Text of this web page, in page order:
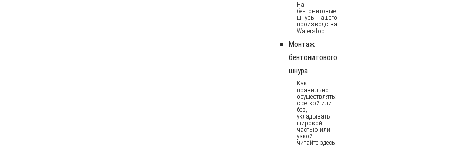
На
бентонитовые
шнуры нашего
производства
Waterstop
Монтаж
бентонитового
шнура
Как
правильно
осуществлять:
с сеткой или
без,
укладывать
широкой
частью или
узкой -
читайте здесь.